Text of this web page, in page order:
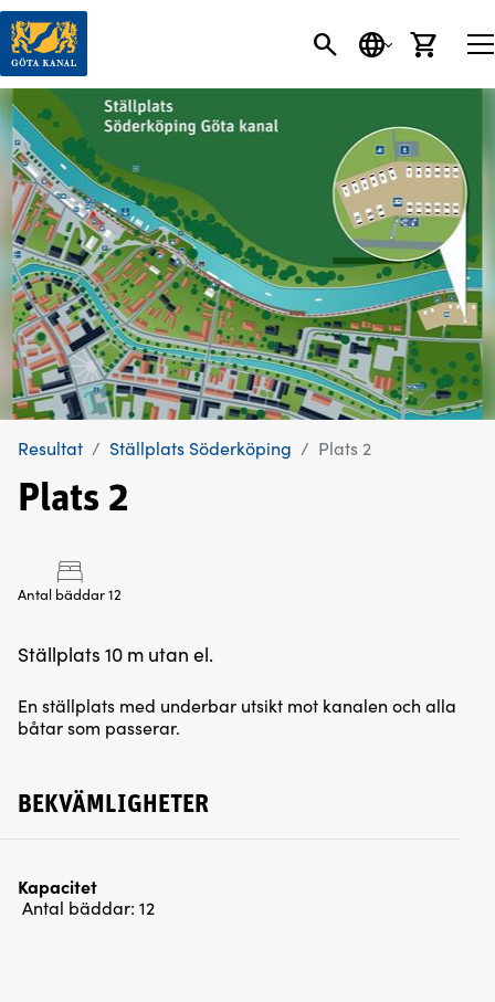
SÖKSPRÅK
Resultat Ställplats Söderköping Plats 2
Plats 2
Antal bäddar 12
Ställplats 10 m utan el.
En ställplats med underbar utsikt mot kanalen och alla
båtar som passerar.
BEKVÄMLIGHETER
Kapacitet
Antal bäddar: 12